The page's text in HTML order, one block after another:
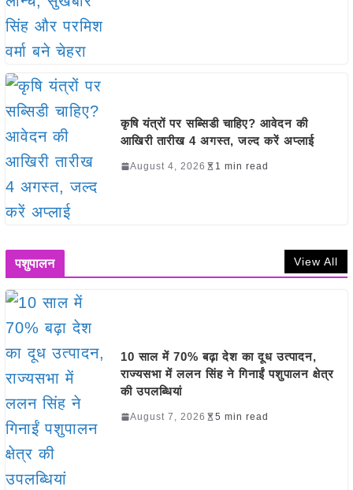
कृषि यंत्रों पर सब्सिडी चाहिए? आवेदन की
आखिरी तारीख 4 अगस्त, जल्द करें अप्लाई
August 4, 2026 1 min read
पशुपालन View All
10 साल में 70% बढ़ा देश का दूध उत्पादन,
राज्यसभा में ललन सिंह ने गिनाईं पशुपालन क्षेत्र
की उपलब्धियां
August 7, 2026 5 min read